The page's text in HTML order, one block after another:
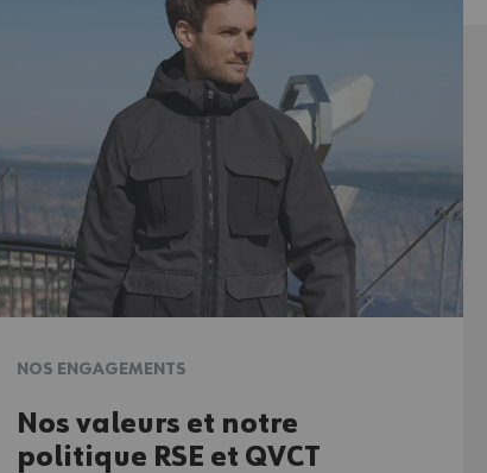
NOS ENGAGEMENTS
Nos valeurs et notre
politique RSE et QVCT